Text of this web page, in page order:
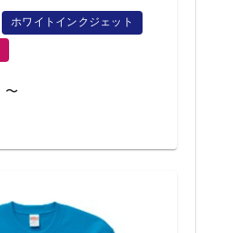
ホワイトインクジェット
〜